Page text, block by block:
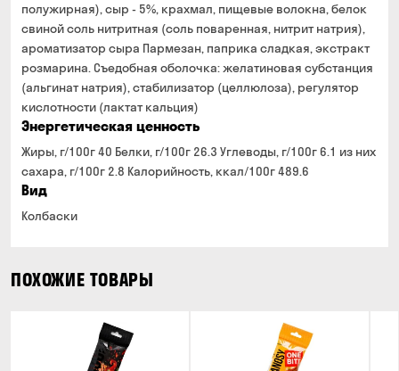
полужирная), сыр - 5%, крахмал, пищевые волокна, белок
свиной соль нитритная (соль поваренная, нитрит натрия),
ароматизатор сыра Пармезан, паприка сладкая, экстракт
розмарина. Съедобная оболочка: желатиновая субстанция
(альгинат натрия), стабилизатор (целлюлоза), регулятор
кислотности (лактат кальция)
Энергетическая ценность
Жиры, г/100г 40 Белки, г/100г 26.3 Углеводы, г/100г 6.1 из них
сахара, г/100г 2.8 Калорийность, ккал/100г 489.6
Вид
Колбаски
ПОХОЖИЕ ТОВАРЫ